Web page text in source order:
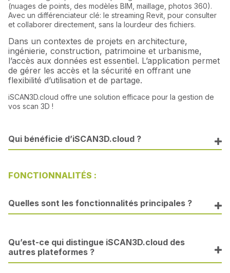
(nuages de points, des modèles BIM, maillage, photos 360).
Avec un différenciateur clé: le streaming Revit, pour consulter
et collaborer directement, sans la lourdeur des fichiers.
Dans un contextes de projets en architecture,
ingénierie, construction, patrimoine et urbanisme,
l’accès aux données est essentiel. L’application permet
de gérer les accès et la sécurité en offrant une
flexibilité d’utilisation et de partage.
iSCAN3D.cloud offre une solution efficace pour la gestion de
vos scan 3D !
Qui bénéficie d’iSCAN3D.cloud ?
FONCTIONNALITÉS :
Quelles sont les fonctionnalités principales ?
Qu’est-ce qui distingue iSCAN3D.cloud des
autres plateformes ?